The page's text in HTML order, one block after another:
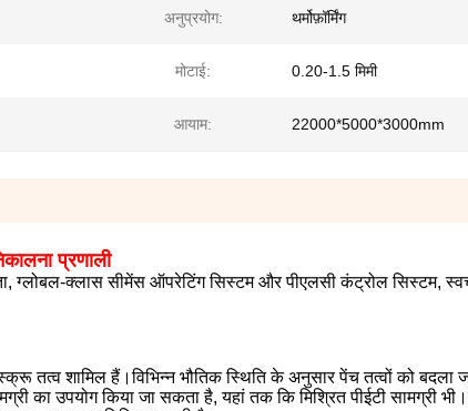
अनुप्रयोग: थर्मोफ़ॉर्मिंग
मोटाई: 0.20-1.5 मिमी
आयाम: 22000*5000*3000mm
प्रणाली
ग्लोबल-क्लास सीमेंस ऑपरेटिंग सिस्टम और पीएलसी कंट्रोल सिस्टम,
शामिल हैं।विभिन्न भौतिक स्थिति के अनुसार पेंच तत्वों को बदला
का उपयोग किया जा सकता है, यहां तक ​​कि मिश्रित पीईटी सामग्री